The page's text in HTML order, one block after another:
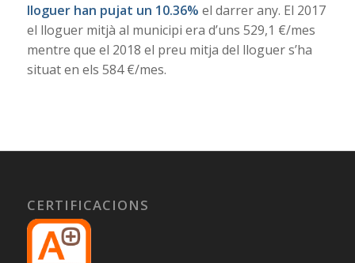
lloguer han pujat un 10.36% el darrer any. El 2017
el lloguer mitjà al municipi era d’uns 529,1 €/mes
mentre que el 2018 el preu mitja del lloguer s’ha
situat en els 584 €/mes.
CERTIFICACIONS